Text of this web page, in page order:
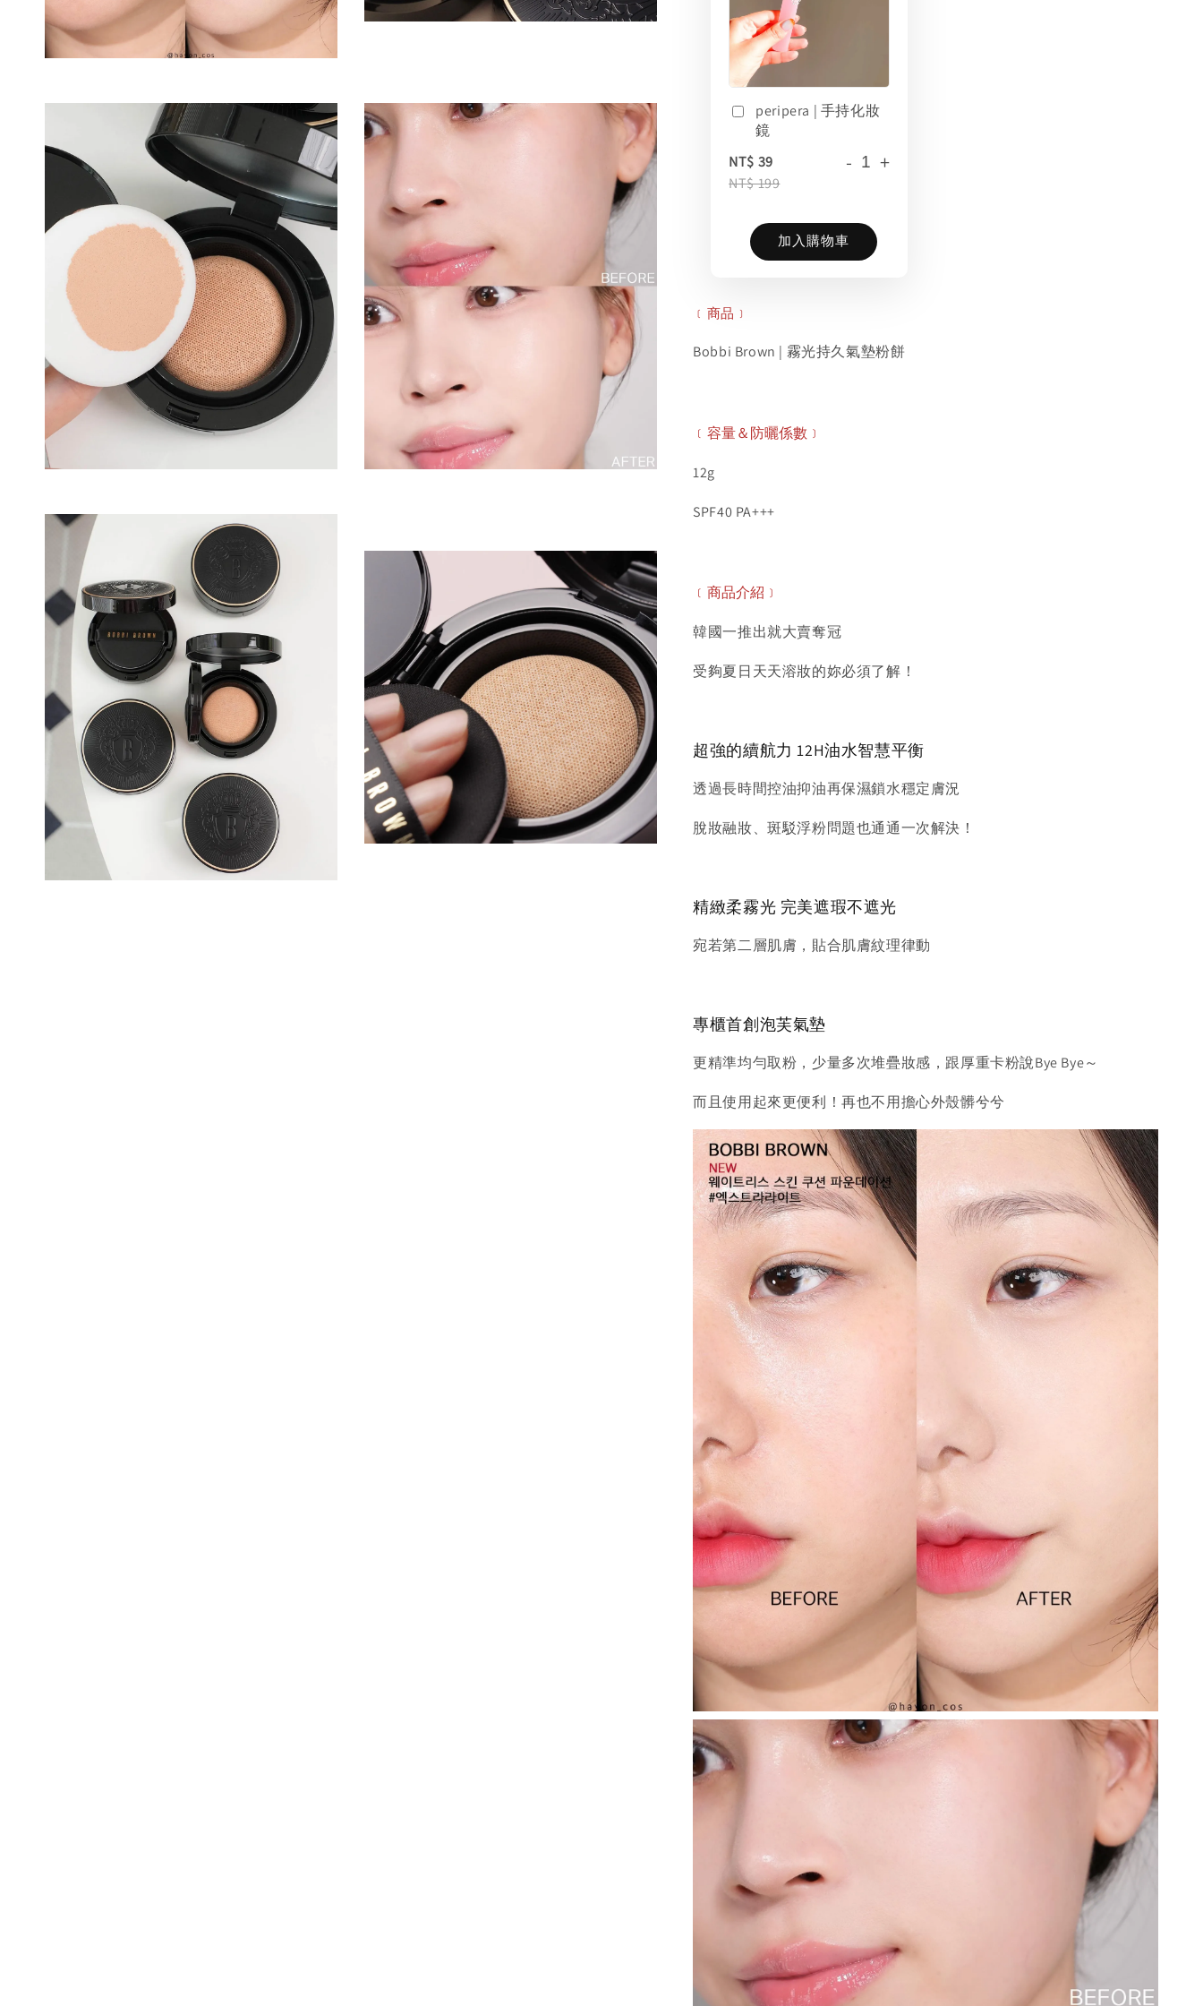
peripera | 手持化妝
鏡
NT$ 39
NT$ 199
- +
加入購物車
﹝商品﹞
Bobbi Brown | 霧光持久氣墊粉餅
﹝容量＆防曬係數﹞
12g
SPF40 PA+++
﹝商品介紹﹞
韓國一推出就大賣奪冠
受夠夏日天天溶妝的妳必須了解！
超強的續航力 12H油水智慧平衡
透過長時間控油抑油再保濕鎖水穩定膚況
脫妝融妝、斑駁浮粉問題也通通一次解決！
精緻柔霧光 完美遮瑕不遮光
宛若第二層肌膚，貼合肌膚紋理律動
專櫃首創泡芙氣墊
更精準均勻取粉，少量多次堆疊妝感，跟厚重卡粉說Bye Bye～
而且使用起來更便利！再也不用擔心外殼髒兮兮